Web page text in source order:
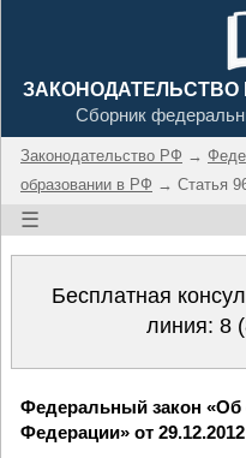
Сборник
Законодательство РФ →
образовании в РФ → Статья
☰
Бесплатная
линия: 8
Федеральный закон «Об
Федерации» от